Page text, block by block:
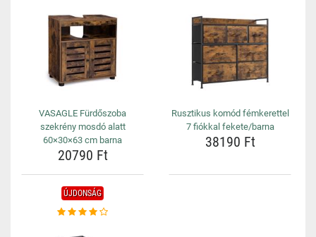
VASAGLE Fürdőszoba
szekrény mosdó alatt
60×30×63 cm barna
20790 Ft
Rusztikus komód fémkerettel
7 fiókkal fekete/barna
38190 Ft
ÚJDONSÁG